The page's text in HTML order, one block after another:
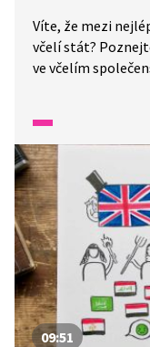
Víte, že mezi
včelí stát?
ve včelím
09:51